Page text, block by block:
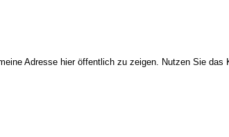
Adresse hier öffentlich zu zeigen. Nutzen Sie das